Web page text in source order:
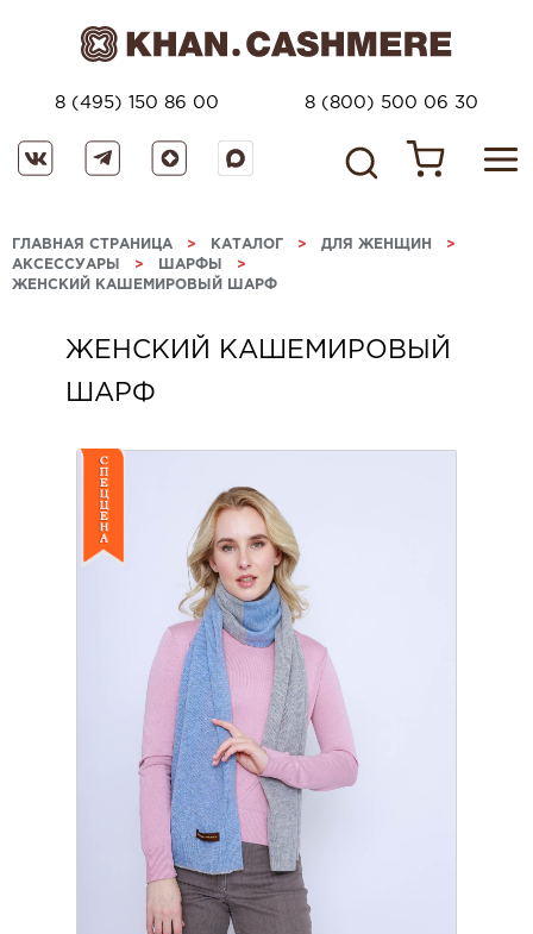
8 (495) 150 86 00 8 (800) 500 06 30
ГЛАВНАЯ СТРАНИЦА > КАТАЛОГ > ДЛЯ ЖЕНЩИН >
АКСЕССУАРЫ > ШАРФЫ >
ЖЕНСКИЙ КАШЕМИРОВЫЙ ШАРФ
ЖЕНСКИЙ КАШЕМИРОВЫЙ
ШАРФ